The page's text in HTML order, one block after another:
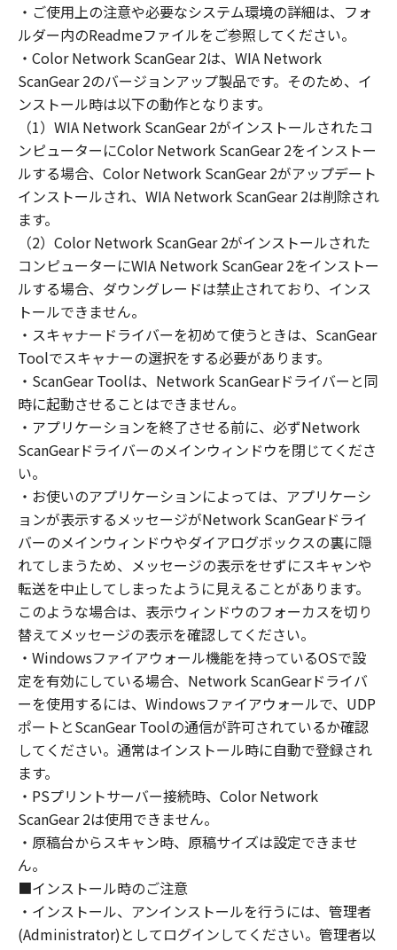
お客様は、また「指定機器」にネットワークを
通じて接続されたコンピューター上で、かかる
コンピューターの使用者に対して「本ソフトウ
ェア」を使用させることができますが、かかる
コンピューターの使用者に本契約書上の義務お
よび条件を遵守させるとともに、その履行に関
し全責任を負うことを条件とします。
(2) お客様は、上記(1)に基づいて「本ソフトウ
ェア」を使用するためのバックアップとして、
「本ソフトウェア」を１部、複製することがで
きます。
(3) 上記(1)および(2)に定める場合を除き、キヤ
ノンまたはキヤノンのライセンサーのいかなる
知的財産権も、明示たると黙示たるとを問わ
ず、本契約書によってお客様に譲渡あるいは許
諾されるものではありません。
２．制限
(1) お客様は、再使用許諾、譲渡、販売、頒
布、リースもしくは貸与その他の方法により、
第三者に「本ソフトウェア」を使用させること
はできません。
は一部を修正、改変、逆コンパイル、逆アセン
ブル、その他リバースエンジニアリング等する
ことはできません。また第三者にこのような行
為をさせてはなりません。
３．著作権表示
お客様は、「本ソフトウェア」に含まれるキヤ
ノンまたはキヤノンのライセンサーの著作権表
示を変更し、除去しもしくは削除してはなりま
せん。
４．所有権
「本ソフトウェア」に係る権原および所有権
は、その内容によりキヤノンまたはキヤノンの
ライセンサーに帰属します。
５．輸出
より必要な許可等を得ることなしに、「本ソフ
トウェア」の全部または一部を、直接または間
接に輸出してはなりません。
・ご使用上の注意や必要なシステム環境の詳細は、フォ
ルダー内のReadmeファイルをご参照してください。
・Color Network ScanGear 2は、WIA Network
ScanGear 2のバージョンアップ製品です。そのため、イ
ンストール時は以下の動作となります。
（1）WIA Network ScanGear 2がインストールされたコ
ンピューターにColor Network ScanGear 2をインストー
ルする場合、Color Network ScanGear 2がアップデート
インストールされ、WIA Network ScanGear 2は削除され
ます。
（2）Color Network ScanGear 2がインストールされた
コンピューターにWIA Network ScanGear 2をインストー
ルする場合、ダウングレードは禁止されており、インス
トールできません。
・スキャナードライバーを初めて使うときは、ScanGear
Toolでスキャナーの選択をする必要があります。
・ScanGear Toolは、Network ScanGearドライバーと同
時に起動させることはできません。
・アプリケーションを終了させる前に、必ずNetwork
ScanGearドライバーのメインウィンドウを閉じてくださ
い。
・お使いのアプリケーションによっては、アプリケーシ
ョンが表示するメッセージがNetwork ScanGearドライ
バーのメインウィンドウやダイアログボックスの裏に隠
れてしまうため、メッセージの表示をせずにスキャンや
転送を中止してしまったように見えることがあります。
このような場合は、表示ウィンドウのフォーカスを切り
替えてメッセージの表示を確認してください。
・Windowsファイアウォール機能を持っているOSで設
定を有効にしている場合、Network ScanGearドライバ
ーを使用するには、Windowsファイアウォールで、UDP
ポートとScanGear Toolの通信が許可されているか確認
してください。通常はインストール時に自動で登録され
ます。
・PSプリントサーバー接続時、Color Network
ScanGear 2は使用できません。
・原稿台からスキャン時、原稿サイズは設定できませ
ん。
■インストール時のご注意
・インストール、アンインストールを行うには、管理者
(Administrator)としてログインしてください。管理者以